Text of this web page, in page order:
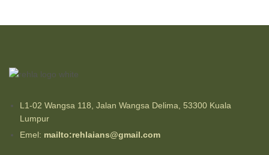
L1-02 Wangsa 118, Jalan Wangsa Delima, 53300 Kuala
Lumpur
Emel: mailto:rehlaians@gmail.com